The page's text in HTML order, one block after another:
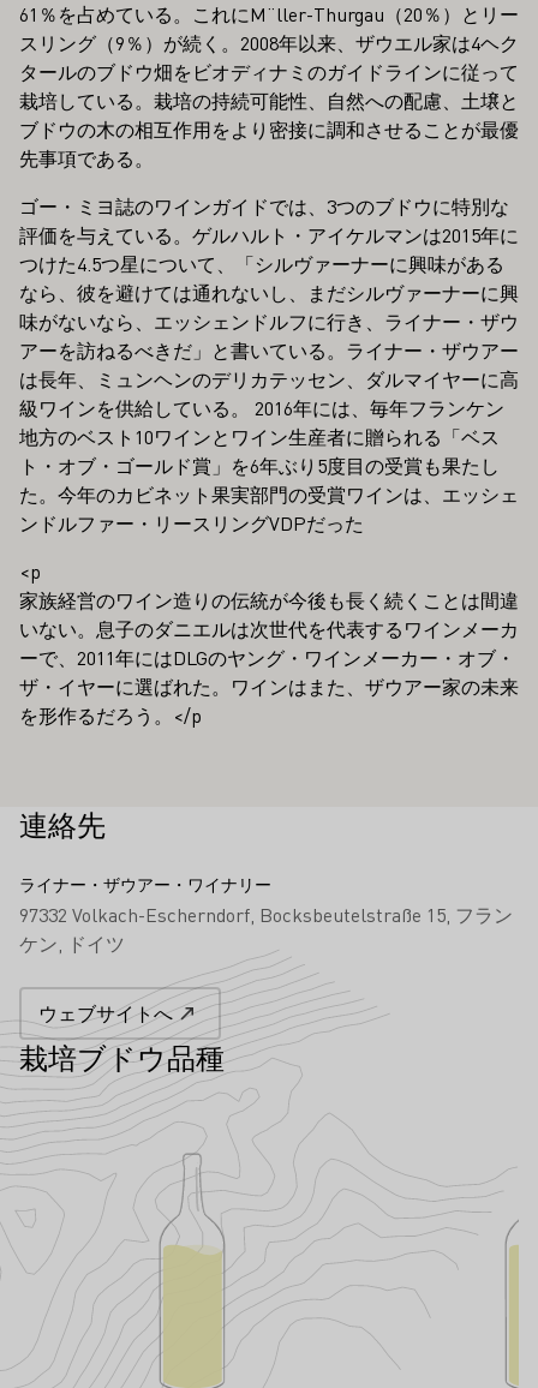
61％を占めている。これにM¨ller-Thurgau（20％）とリー
スリング（9％）が続く。2008年以来、ザウエル家は4ヘク
タールのブドウ畑をビオディナミのガイドラインに従って
栽培している。栽培の持続可能性、自然への配慮、土壌と
ブドウの木の相互作用をより密接に調和させることが最優
先事項である。
ゴー・ミヨ誌のワインガイドでは、3つのブドウに特別な
評価を与えている。ゲルハルト・アイケルマンは2015年に
つけた4.5つ星について、「シルヴァーナーに興味がある
なら、彼を避けては通れないし、まだシルヴァーナーに興
味がないなら、エッシェンドルフに行き、ライナー・ザウ
アーを訪ねるべきだ」と書いている。ライナー・ザウアー
は長年、ミュンヘンのデリカテッセン、ダルマイヤーに高
級ワインを供給している。 2016年には、毎年フランケン
地方のベスト10ワインとワイン生産者に贈られる「ベス
ト・オブ・ゴールド賞」を6年ぶり5度目の受賞も果たし
た。今年のカビネット果実部門の受賞ワインは、エッシェ
ンドルファー・リースリングVDPだった
<p
家族経営のワイン造りの伝統が今後も長く続くことは間違
いない。息子のダニエルは次世代を代表するワインメーカ
ーで、2011年にはDLGのヤング・ワインメーカー・オブ・
ザ・イヤーに選ばれた。ワインはまた、ザウアー家の未来
を形作るだろう。</p
連絡先
ライナー・ザウアー・ワイナリー
97332 Volkach-Escherndorf Bocksbeutelstraße 15 フラン
ケン
ドイツ
ウェブサイトへ
栽培ブドウ品種